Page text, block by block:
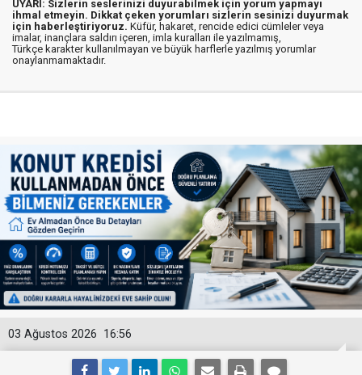
UYARI: Sizlerin seslerinizi duyurabilmek için yorum yapmayı
ihmal etmeyin. Dikkat çeken yorumları sizlerin sesinizi duyurmak
için haberleştiriyoruz. Küfür, hakaret, rencide edici cümleler veya
imalar, inançlara saldırı içeren, imla kuralları ile yazılmamış,
Türkçe karakter kullanılmayan ve büyük harflerle yazılmış yorumlar
onaylanmamaktadır.
16:56
03 Ağustos 2026